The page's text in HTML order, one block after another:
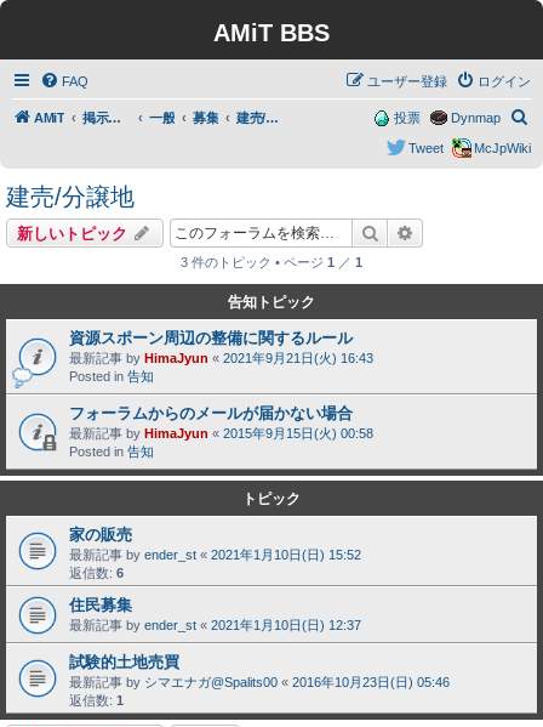
AMiT BBS
FAQ ログイン
ユーザー登録
AMiT 掲示板トップ 一般 募集 建売/分譲地
索
Dynmap
投票
McJpWiki
Tweet
建売/分譲地
新しいトピック 検索
3 件のトピック • ページ 1 ／ 1
告知トピック
資源スポーン周辺の整備に関するルール
最新記事 by HimaJyun « 2021年9月21日(火) 16:43
Posted in 告知
フォーラムからのメールが届かない場合
最新記事 by HimaJyun « 2015年9月15日(火) 00:58
Posted in 告知
トピック
家の販売
最新記事 by ender_st « 2021年1月10日(日) 15:52
返信数: 6
住民募集
最新記事 by ender_st « 2021年1月10日(日) 12:37
試験的土地売買
最新記事 by シマエナガ@Spalits00 « 2016年10月23日(日) 05:46
返信数: 1